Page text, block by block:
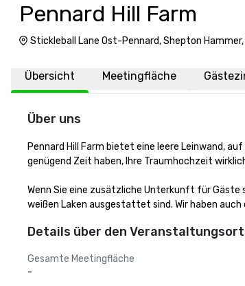
Pennard Hill Farm
Stickleball Lane Ost-Pennard, Shepton Hammer,
Übersicht Meetingfläche
Über uns
Pennard Hill Farm bietet eine leere Leinwand,
genügend Zeit haben, Ihre Traumhochzeit
Wenn Sie eine zusätzliche Unterkunft für
weißen Laken ausgestattet sind. Wir haben
Details über den Veranstaltungsort
Gesamte Meetingfläche
-